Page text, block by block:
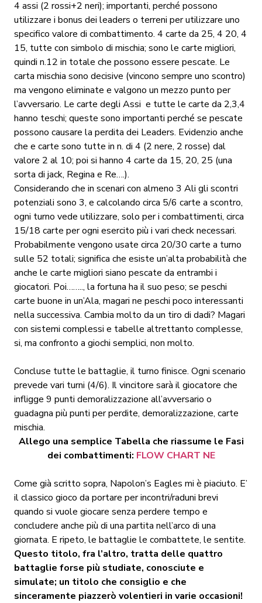
4 assi (2 rossi+2 neri); importanti, perché possono
utilizzare i bonus dei leaders o terreni per utilizzare uno
specifico valore di combattimento. 4 carte da 25, 4 20, 4
15, tutte con simbolo di mischia; sono le carte migliori,
quindi n.12 in totale che possono essere pescate. Le
carta mischia sono decisive (vincono sempre uno scontro)
ma vengono eliminate e valgono un mezzo punto per
l’avversario. Le carte degli Assi e tutte le carte da 2,3,4
hanno teschi; queste sono importanti perché se pescate
possono causare la perdita dei Leaders. Evidenzio anche
che e carte sono tutte in n. di 4 (2 nere, 2 rosse) dal
valore 2 al 10; poi si hanno 4 carte da 15, 20, 25 (una
sorta di jack, Regina e Re….).
Considerando che in scenari con almeno 3 Ali gli scontri
potenziali sono 3, e calcolando circa 5/6 carte a scontro,
ogni turno vede utilizzare, solo per i combattimenti, circa
15/18 carte per ogni esercito più i vari check necessari.
Probabilmente vengono usate circa 20/30 carte a turno
sulle 52 totali; significa che esiste un’alta probabilità che
anche le carte migliori siano pescate da entrambi i
giocatori. Poi…….., la fortuna ha il suo peso; se peschi
carte buone in un’Ala, magari ne peschi poco interessanti
nella successiva. Cambia molto da un tiro di dadi? Magari
con sistemi complessi e tabelle altrettanto complesse,
si, ma confronto a giochi semplici, non molto.
Concluse tutte le battaglie, il turno finisce. Ogni scenario
prevede vari turni (4/6). Il vincitore sarà il giocatore che
infligge 9 punti demoralizzazione all’avversario o
guadagna più punti per perdite, demoralizzazione, carte
mischia.
Allego una semplice Tabella che riassume le Fasi
dei combattimenti: FLOW CHART NE
Come già scritto sopra, Napolon’s Eagles mi è piaciuto. E’
il classico gioco da portare per incontri/raduni brevi
quando si vuole giocare senza perdere tempo e
concludere anche più di una partita nell’arco di una
giornata. E ripeto, le battaglie le combattete, le sentite.
Questo titolo, fra l’altro, tratta delle quattro
battaglie forse più studiate, conosciute e
simulate; un titolo che consiglio e che
sinceramente piazzerò volentieri in varie occasioni!